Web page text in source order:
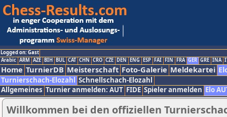
Logged on: Gast
Arabic ARM AZE BIH BUL CAT CHN CRO CZE DEN ENG ESP FAI FIN FRA GER GRE INA
Home TurnierDB Meisterschaft Foto-Galerie Meldekartei
Turnierschach-Elozahl Schnellschach-Elozahl
Allgemeines Turnier anmelden: AUT FIDE Spieler anmelden Elo
Willkommen bei den offiziellen